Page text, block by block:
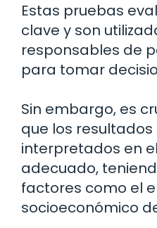
Estas pruebas
clave y son
responsables de
para tomar
Sin embargo, es
que los
interpretados en
adecuado,
factores como el
socioeconómico